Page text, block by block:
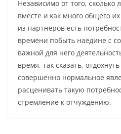
Независимо от того, сколько
вместе и как много общего
из партнеров есть
времени побыть наедине с
важной для него
время, так сказать,
совершенно нормальное
расценивать такую
стремление к отчуждению.